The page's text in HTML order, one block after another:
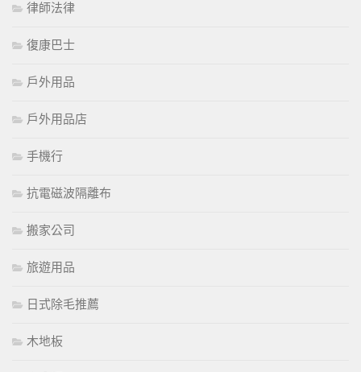
律師法律
復康巴士
戶外用品
戶外用品店
手機行
抗電磁波隔離布
搬家公司
旅遊用品
日式除毛推薦
木地板